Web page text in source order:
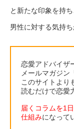
と新たな印象を持ち
男性に対する気持
恋愛アドバイザ
メールマガジン
このサイトより
読むだけで恋愛
届くコラムを1
仕組みになって